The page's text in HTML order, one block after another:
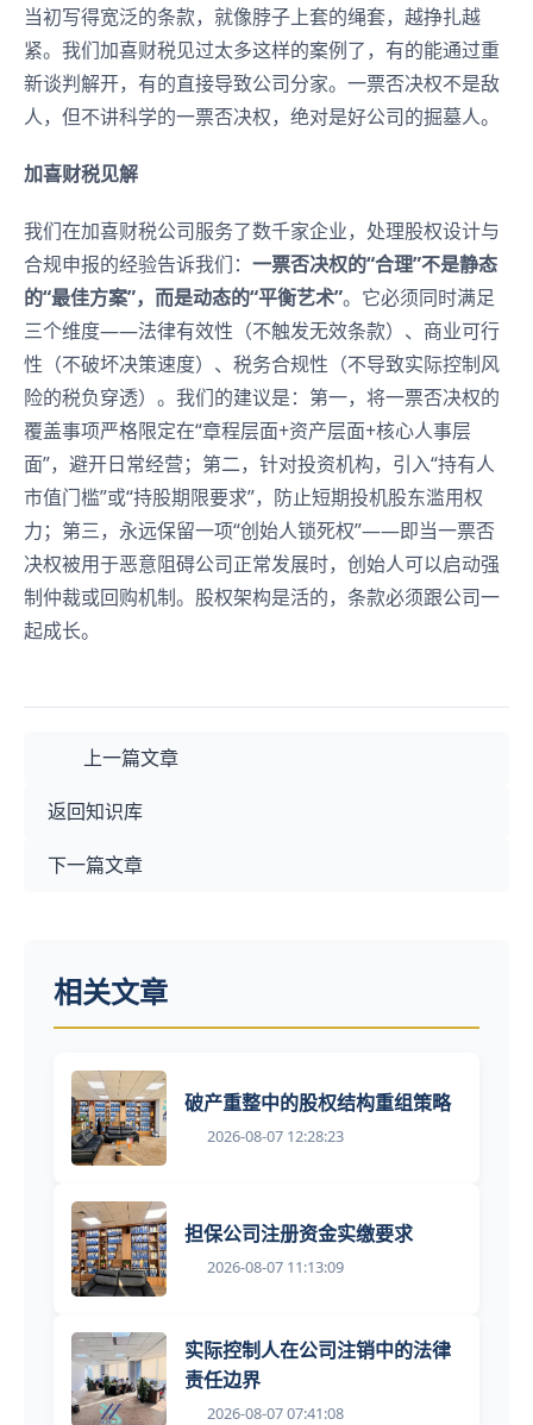
当初写得宽泛的条款，就像脖子上套的绳套，越挣扎越
紧。我们加喜财税见过太多这样的案例了，有的能通过重
新谈判解开，有的直接导致公司分家。一票否决权不是敌
人，但不讲科学的一票否决权，绝对是好公司的掘墓人。
加喜财税见解
我们在加喜财税公司服务了数千家企业，处理股权设计与
合规申报的经验告诉我们： 一票否决权的“合理”不是静态
的“最佳方案”，而是动态的“平衡艺术”。它必须同时满足
三个维度——法律有效性（不触发无效条款）、商业可行
性（不破坏决策速度）、税务合规性（不导致实际控制风
险的税负穿透）。我们的建议是：第一，将一票否决权的
覆盖事项严格限定在“章程层面+资产层面+核心人事层
面”，避开日常经营；第二，针对投资机构，引入“持有人
市值门槛”或“持股期限要求”，防止短期投机股东滥用权
力；第三，永远保留一项“创始人锁死权”——即当一票否
决权被用于恶意阻碍公司正常发展时，创始人可以启动强
制仲裁或回购机制。股权架构是活的，条款必须跟公司一
起成长。
上一篇文章
返回知识库
下一篇文章
相关文章
破产重整中的股权结构重组策略
2026-08-07 12:28:23
担保公司注册资金实缴要求
2026-08-07 11:13:09
实际控制人在公司注销中的法律
责任边界
2026-08-07 07:41:08